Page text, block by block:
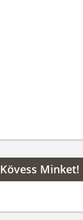
Kövess Minket!